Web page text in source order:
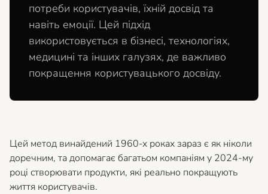
потреби користувачів, їхній досвід та
навіть емоції. Цей підхід
використовується в бізнесі, технологіях,
медицині та інших галузях, де важливо
покращення користувацького досвіду.
Цей метод винайдений 1960-х роках зараз є як ніколи
доречним, та допомагає багатьом компаніям у 2024-му
році створювати продукти, які реально покращують
життя користувачів.